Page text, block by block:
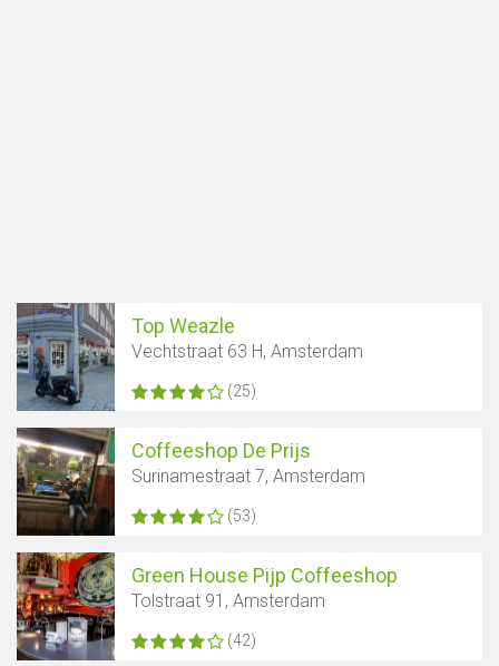
Top Weazle
Vechtstraat 63 H, Amsterdam
(25)
Coffeeshop De Prijs
Surinamestraat 7, Amsterdam
(53)
Green House Pijp Coffeeshop
Tolstraat 91, Amsterdam
(42)